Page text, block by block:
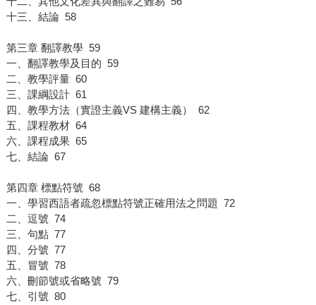
十三、結論 58
第三章 翻譯教學 59
一、翻譯教學及目的 59
二、教學評量 60
三、課綱設計 61
四、教學方法（實證主義VS 建構主義） 62
五、課程教材 64
六、課程成果 65
七、結論 67
第四章 標點符號 68
一、學習西語者疏忽標點符號正確用法之問題 72
二、逗號 74
三、句點 77
四、分號 77
五、冒號 78
六、刪節號或省略號 79
七、引號 80